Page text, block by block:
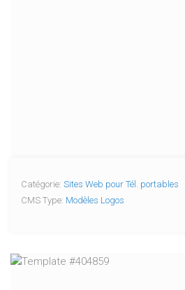
Catégorie: Sites Web pour Tél. portables
CMS Type: Modèles Logos